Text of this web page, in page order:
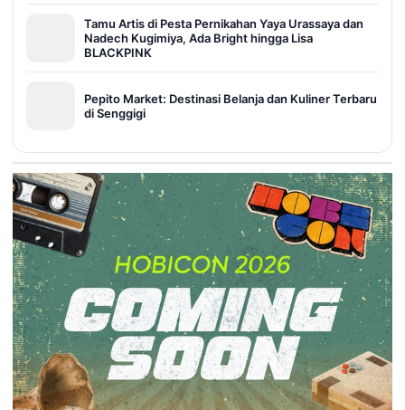
Tamu Artis di Pesta Pernikahan Yaya Urassaya dan
Nadech Kugimiya, Ada Bright hingga Lisa
BLACKPINK
Pepito Market: Destinasi Belanja dan Kuliner Terbaru
di Senggigi